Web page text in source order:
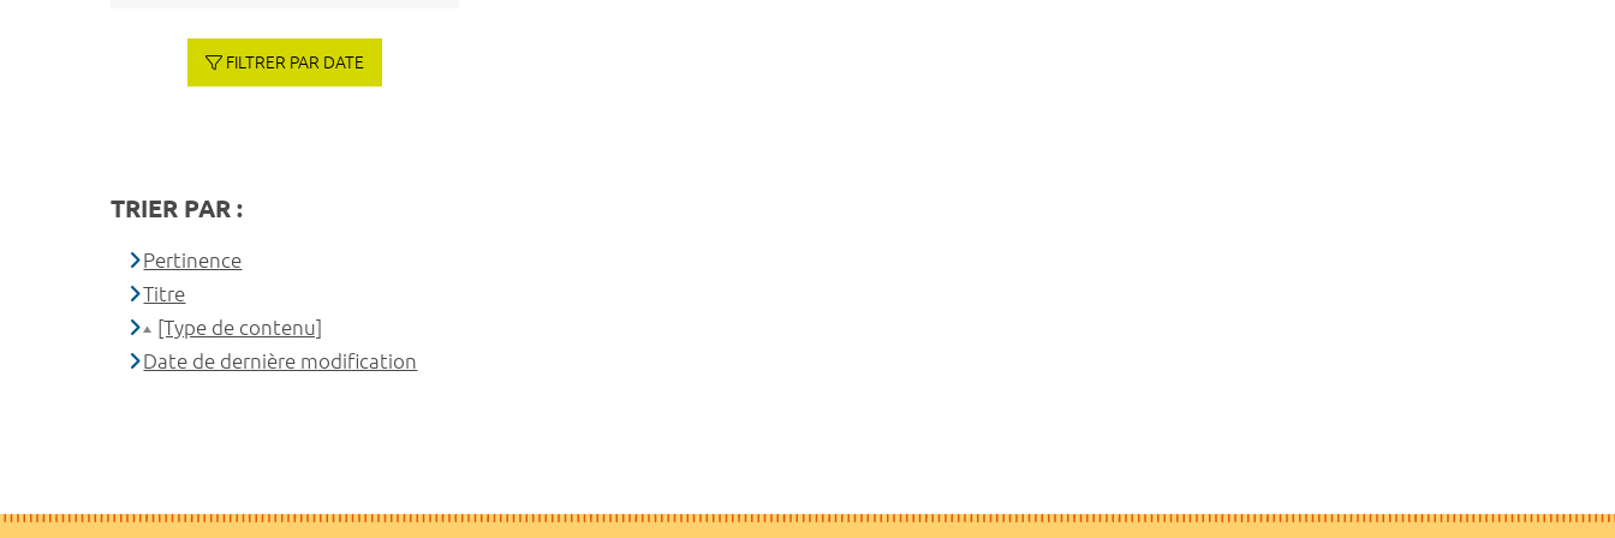
FILTRER PAR DATE
TRIER PAR :
Pertinence
Titre
[Type de contenu]
Date de dernière modification